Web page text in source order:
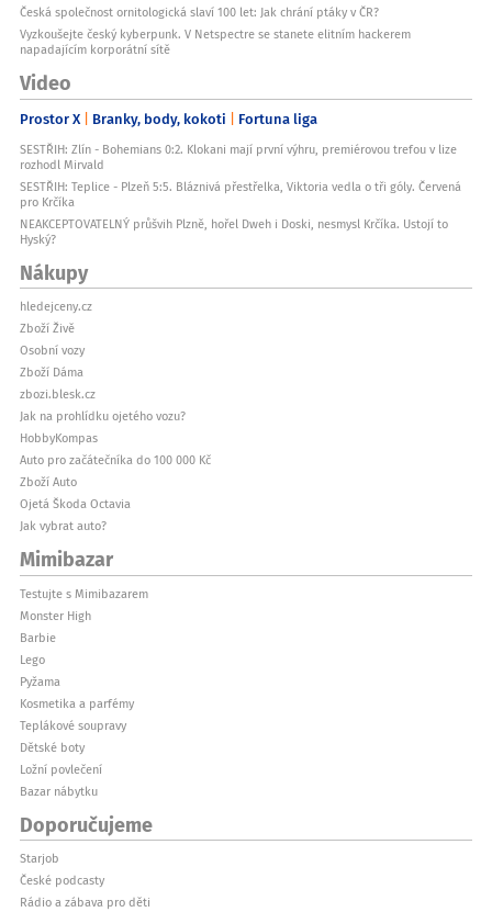
Česká společnost ornitologická slaví 100 let: Jak chrání ptáky v ČR?
Vyzkoušejte český kyberpunk. V Netspectre se stanete elitním hackerem
napadajícím korporátní sítě
Video
Prostor X Branky, body, kokoti Fortuna liga
SESTŘIH: Zlín - Bohemians 0:2. Klokani mají první výhru, premiérovou trefou v lize
rozhodl Mirvald
SESTŘIH: Teplice - Plzeň 5:5. Bláznivá přestřelka, Viktoria vedla o tři góly. Červená
pro Krčíka
NEAKCEPTOVATELNÝ průšvih Plzně, hořel Dweh i Doski, nesmysl Krčíka. Ustojí to
Hyský?
Nákupy
hledejceny.cz
Zboží Živě
Osobní vozy
Zboží Dáma
zbozi.blesk.cz
Jak na prohlídku ojetého vozu?
HobbyKompas
Auto pro začátečníka do 100 000 Kč
Zboží Auto
Ojetá Škoda Octavia
Jak vybrat auto?
Mimibazar
Testujte s Mimibazarem
Monster High
Barbie
Lego
Pyžama
Kosmetika a parfémy
Teplákové soupravy
Dětské boty
Ložní povlečení
Bazar nábytku
Doporučujeme
Starjob
České podcasty
Rádio a zábava pro děti